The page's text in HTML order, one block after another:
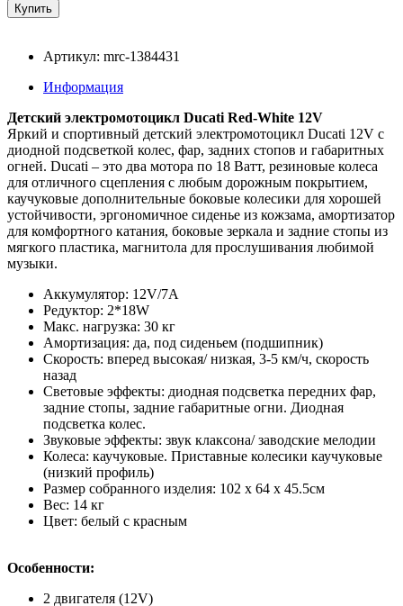
Артикул: mrc-1384431
Информация
Детский электромотоцикл Ducati Red-White 12V
Яркий и спортивный детский электромотоцикл Ducati 12V с
диодной подсветкой колес, фар, задних стопов и габаритных
огней. Ducati – это два мотора по 18 Ватт, резиновые колеса
для отличного сцепления с любым дорожным покрытием,
каучуковые дополнительные боковые колесики для хорошей
устойчивости, эргономичное сиденье из кожзама, амортизатор
для комфортного катания, боковые зеркала и задние стопы из
мягкого пластика, магнитола для прослушивания любимой
музыки.
Аккумулятор: 12V/7А
Редуктор: 2*18W
Макс. нагрузка: 30 кг
Амортизация: да, под сиденьем (подшипник)
Скорость: вперед высокая/ низкая, 3-5 км/ч, скорость
назад
Световые эффекты: диодная подсветка передних фар,
задние стопы, задние габаритные огни. Диодная
подсветка колес.
Звуковые эффекты: звук клаксона/ заводские мелодии
Колеса: каучуковые. Приставные колесики каучуковые
(низкий профиль)
Размер собранного изделия: 102 х 64 х 45.5см
Вес: 14 кг
Цвет: белый с красным
Особенности:
2 двигателя (12V)